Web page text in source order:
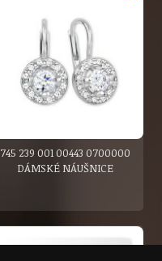
745 239 001 00443 0700000
DÁMSKÉ NÁUŠNICE